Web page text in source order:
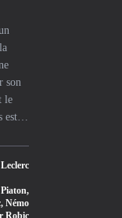
son
le
est…
Némo